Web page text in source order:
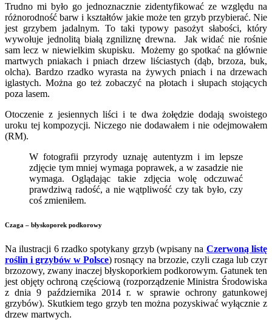
Trudno mi było go jednoznacznie zidentyfikować ze względu na
różnorodność barw i kształtów jakie może ten grzyb przybierać. Nie
jest grzybem jadalnym. To taki typowy pasożyt słabości, który
wywołuje jednolitą białą zgniliznę drewna. Jak widać nie rośnie
sam lecz w niewielkim skupisku. Możemy go spotkać na głównie
martwych pniakach i pniach drzew liściastych (dąb, brzoza, buk,
olcha). Bardzo rzadko wyrasta na żywych pniach i na drzewach
iglastych. Można go też zobaczyć na płotach i słupach stojących
poza lasem.
Otoczenie z jesiennych liści i te dwa żołędzie dodają swoistego
uroku tej kompozycji. Niczego nie dodawałem i nie odejmowałem
(RM).
W fotografii przyrody uznaję autentyzm i im lepsze
zdjęcie tym mniej wymaga poprawek, a w zasadzie nie
wymaga. Oglądając takie zdjęcia wolę odczuwać
prawdziwą radość, a nie wątpliwość czy tak było, czy
coś zmieniłem.
Czaga – błyskoporek podkorowy
Na ilustracji 6 rzadko spotykany grzyb (wpisany na Czerwoną listę
roślin i grzybów w Polsce) rosnący na brzozie, czyli czaga lub czyr
brzozowy, zwany inaczej błyskoporkiem podkorowym. Gatunek ten
jest objęty ochroną częściową (rozporządzenie Ministra Środowiska
z dnia 9 października 2014 r. w sprawie ochrony gatunkowej
grzybów). Skutkiem tego grzyb ten można pozyskiwać wyłącznie z
drzew martwych.